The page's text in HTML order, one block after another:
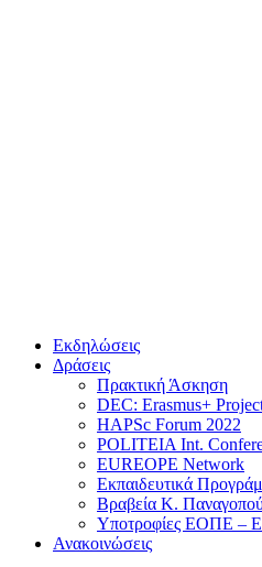
Εκδηλώσεις
Δράσεις
Πρακτική Άσκηση
DEC: Erasmus+
HAPSc Forum 2022
POLITEIA Int.
EUREOPE Network
Εκπαιδευτικά
Βραβεία Κ.
Υποτροφίες ΕΟΠΕ –
Ανακοινώσεις